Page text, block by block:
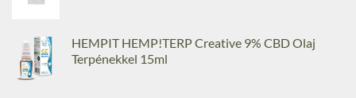
HEMPIT HEMP!TERP Creative 9% CBD Olaj
Terpénekkel 15ml